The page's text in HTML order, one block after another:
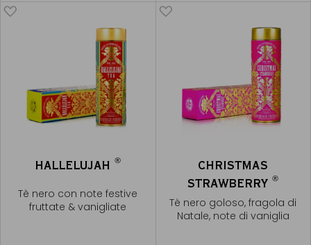
HALLELUJAH®
Tè nero con note festive
fruttate & vanigliate
CHRISTMAS
STRAWBERRY®
Tè nero goloso, fragola di
Natale, note di vaniglia